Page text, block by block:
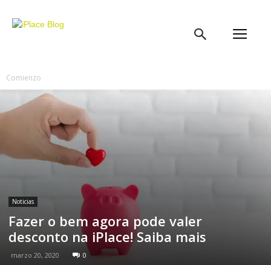
Comienzo
Noticias
Fazer o bem agora pode valer
desconto na iPlace! Saiba mais
marzo 20, 2020 0